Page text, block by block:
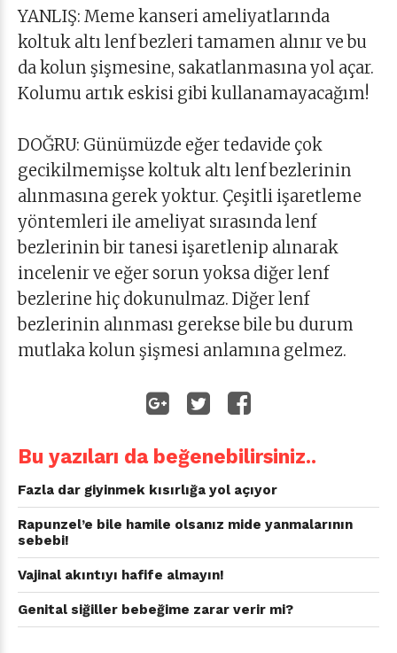
YANLIŞ: Meme kanseri ameliyatlarında
koltuk altı lenf bezleri tamamen alınır ve bu
da kolun şişmesine, sakatlanmasına yol açar.
Kolumu artık eskisi gibi kullanamayacağım!
DOĞRU: Günümüzde eğer tedavide çok
gecikilmemişse koltuk altı lenf bezlerinin
alınmasına gerek yoktur. Çeşitli işaretleme
yöntemleri ile ameliyat sırasında lenf
bezlerinin bir tanesi işaretlenip alınarak
incelenir ve eğer sorun yoksa diğer lenf
bezlerine hiç dokunulmaz. Diğer lenf
bezlerinin alınması gerekse bile bu durum
mutlaka kolun şişmesi anlamına gelmez.
Bu yazıları da beğenebilirsiniz..
Fazla dar giyinmek kısırlığa yol açıyor
Rapunzel’e bile hamile olsanız mide yanmalarının
sebebi!
Vajinal akıntıyı hafife almayın!
Genital siğiller bebeğime zarar verir mi?